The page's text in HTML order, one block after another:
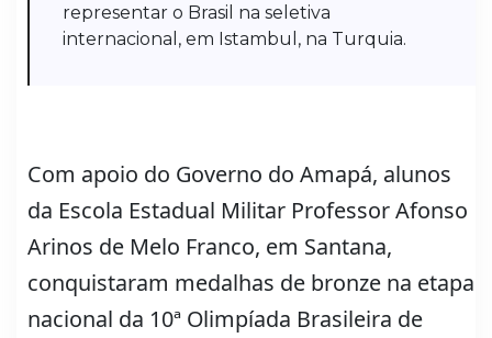
representar o Brasil na seletiva
internacional, em Istambul, na Turquia.
Com apoio do Governo do Amapá, alunos
da Escola Estadual Militar Professor Afonso
Arinos de Melo Franco, em Santana,
conquistaram medalhas de bronze na etapa
nacional da 10ª Olimpíada Brasileira de